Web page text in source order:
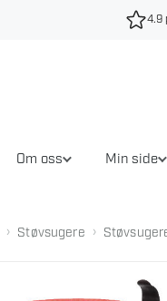
4.9
Om oss Min side
› Støvsugere ›